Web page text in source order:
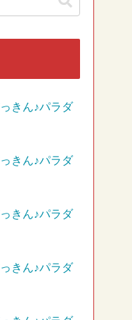
きん♪パラダ
きん♪パラダ
きん♪パラダ
きん♪パラダ